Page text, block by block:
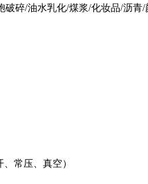
碎/油水乳化/煤浆/化妆品/沥青/
常压、真空）